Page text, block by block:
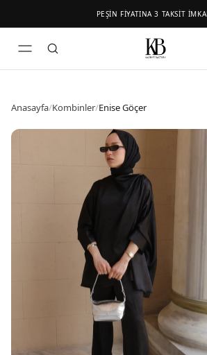
PEŞİN FİYATINA 3 TAKSİT
Anasayfa/Kombinler/Enise Göçer